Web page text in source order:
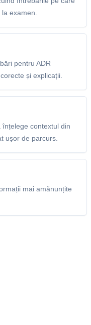
examen.
pentru ADR
și explicații.
contextul din
ușor de parcurs.
mai amănunțite